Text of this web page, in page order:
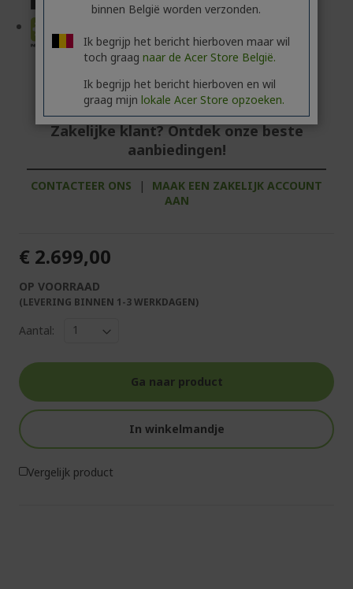
Zakelijke klant? Ontdek onze beste
aanbiedingen!
CONTACTEER ONS |
MAAK EEN ZAKELIJK ACCOUNT
AAN
€ 2.699,00
OP VOORRAAD
(LEVERING BINNEN 1-3 WERKDAGEN)
Aantal:
Ga naar product
In winkelmandje
Vergelijk product
binnen België worden verzonden.
Ik begrijp het bericht hierboven maar wil
toch graag naar de Acer Store België.
Ik begrijp het bericht hierboven en wil
graag mijn lokale Acer Store opzoeken.